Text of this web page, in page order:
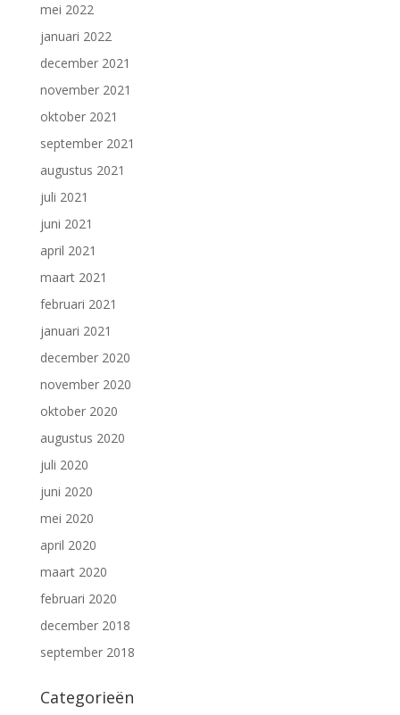
mei 2022
januari 2022
december 2021
november 2021
oktober 2021
september 2021
augustus 2021
juli 2021
juni 2021
april 2021
maart 2021
februari 2021
januari 2021
december 2020
november 2020
oktober 2020
augustus 2020
juli 2020
juni 2020
mei 2020
april 2020
maart 2020
februari 2020
december 2018
september 2018
Categorieën